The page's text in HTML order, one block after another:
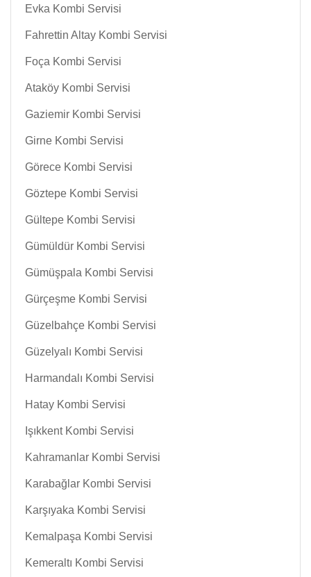
Evka Kombi Servisi
Fahrettin Altay Kombi Servisi
Foça Kombi Servisi
Ataköy Kombi Servisi
Gaziemir Kombi Servisi
Girne Kombi Servisi
Görece Kombi Servisi
Göztepe Kombi Servisi
Gültepe Kombi Servisi
Gümüldür Kombi Servisi
Gümüşpala Kombi Servisi
Gürçeşme Kombi Servisi
Güzelbahçe Kombi Servisi
Güzelyalı Kombi Servisi
Harmandalı Kombi Servisi
Hatay Kombi Servisi
Işıkkent Kombi Servisi
Kahramanlar Kombi Servisi
Karabağlar Kombi Servisi
Karşıyaka Kombi Servisi
Kemalpaşa Kombi Servisi
Kemeraltı Kombi Servisi